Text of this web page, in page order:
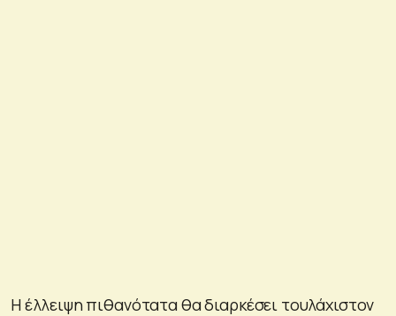
Η έλλειψη πιθανότατα θα διαρκέσει τουλάχιστον